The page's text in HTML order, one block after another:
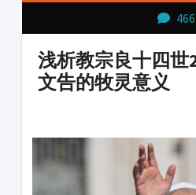
466
浅析教宗良十四世
文告的牧灵意义